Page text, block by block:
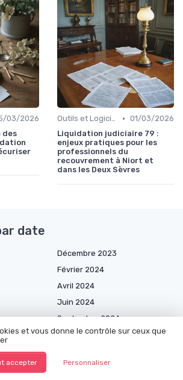
03/2026
des
Outils et Logiciels de Gestion de Créances • 01/03/2026
Liquidation judiciaire 79 :
enjeux pratiques pour les
professionnels du
recouvrement à Niort et
dans les Deux Sèvres
date
Décembre 2023
Février 2024
Avril 2024
Juin 2024
Septembre 2024
Janvier 2025
Mai 2025
et vous donne le contrôle sur ceux que
accepter Personnaliser